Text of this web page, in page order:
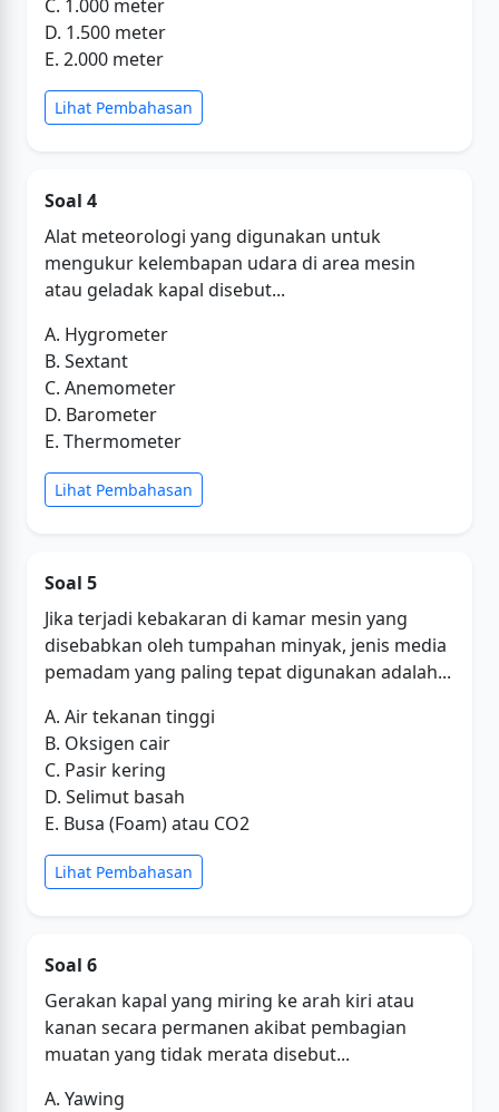
C. 1.000 meter
D. 1.500 meter
E. 2.000 meter
Lihat Pembahasan
Soal 4
Alat meteorologi yang digunakan untuk
mengukur kelembapan udara di area mesin
atau geladak kapal disebut...
A. Hygrometer
B. Sextant
C. Anemometer
D. Barometer
E. Thermometer
Lihat Pembahasan
Soal 5
Jika terjadi kebakaran di kamar mesin yang
disebabkan oleh tumpahan minyak, jenis media
pemadam yang paling tepat digunakan adalah...
A. Air tekanan tinggi
B. Oksigen cair
C. Pasir kering
D. Selimut basah
E. Busa (Foam) atau CO2
Lihat Pembahasan
Soal 6
Gerakan kapal yang miring ke arah kiri atau
kanan secara permanen akibat pembagian
muatan yang tidak merata disebut...
A. Yawing